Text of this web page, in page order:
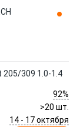
205/309 1.0-1.4
92%
>20 шт.
14 - 17 октября